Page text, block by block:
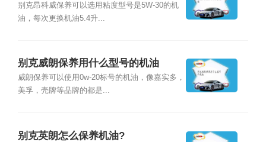
别克昂科威保养可以选用粘度型号是5W-30的机
油，每次更换机油5.4升...
别克威朗保养用什么型号的机油
威朗保养可以使用0w-20标号的机油，像嘉实多，
美孚，壳牌等品牌的都是...
别克英朗怎么保养机油?